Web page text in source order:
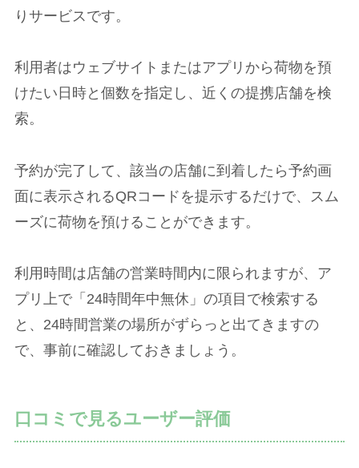
りサービスです。
利用者はウェブサイトまたはアプリから荷物を預
けたい日時と個数を指定し、近くの提携店舗を検
索。
予約が完了して、該当の店舗に到着したら予約画
面に表示されるQRコードを提示するだけで、スム
ーズに荷物を預けることができます。
利用時間は店舗の営業時間内に限られますが、ア
プリ上で「24時間年中無休」の項目で検索する
と、24時間営業の場所がずらっと出てきますの
で、事前に確認しておきましょう。
口コミで見るユーザー評価